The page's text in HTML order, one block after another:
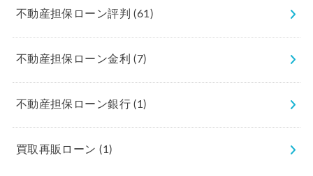
不動産担保ローン評判(61)
不動産担保ローン金利(7)
不動産担保ローン銀行(1)
買取再販ローン(1)